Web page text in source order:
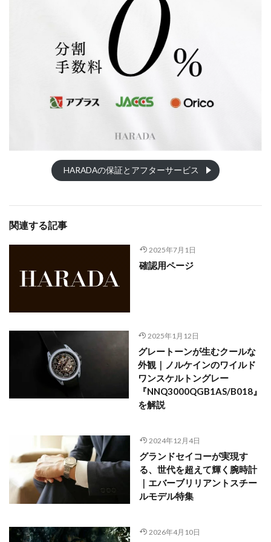
HARADAの保証とアフターサービス
関連する記事
2025年7月1日
確認用ページ
2025年1月12日
グレートーンが生むクールな
外観｜ノルケインのワイルド
ワンスケルトングレー
『NNQ3000QGB1AS/B018』
を解説
2024年12月4日
グランドセイコーが実現す
る、世代を超えて輝く腕時計
｜エバーブリリアントスチー
ルモデル特集
2026年4月10日